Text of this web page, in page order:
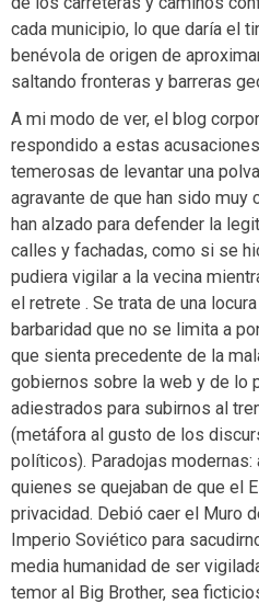
cada municipio, lo que daría el
benévola de origen de
saltando fronteras y barreras
A mi modo de ver, el blog
respondido a estas
temerosas de levantar una
agravante de que han sido muy
han alzado para defender la
calles y fachadas, como si se
pudiera vigilar a la vecina
el retrete . Se trata de una
barbaridad que no se limita a
que sienta precedente de la
gobiernos sobre la web y de lo
adiestrados para subirnos al
(metáfora al gusto de los
políticos). Paradojas
quienes se quejaban de que el
privacidad. Debió caer el Muro
Imperio Soviético para
media humanidad de ser
temor al Big Brother, sea